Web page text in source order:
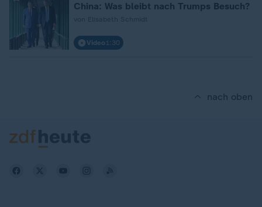
China: Was bleibt nach Trumps Besuch?
Video 1:30
nach oben